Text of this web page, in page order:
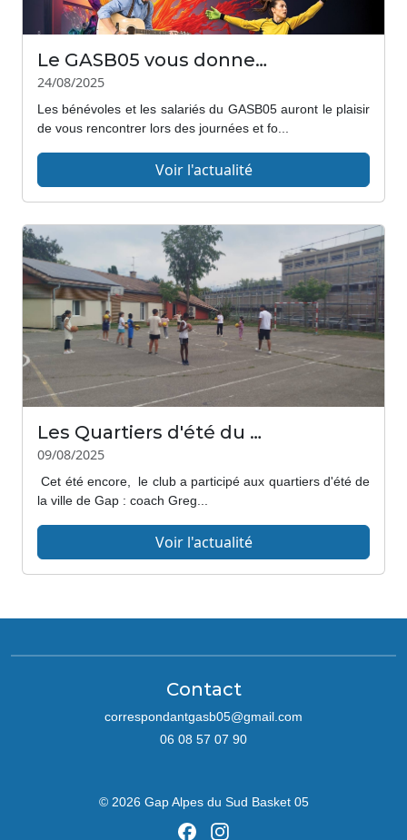
Le GASB05 vous donne RDV...aux forums des associations...
24/08/2025
Les bénévoles et les salariés du GASB05 auront le plaisir
de vous rencontrer lors des journées et fo...
Voir l'actualité
Les Quartiers d'été du GASB05
09/08/2025
Cet été encore, le club a participé aux quartiers d'été de
la ville de Gap : coach Greg...
Voir l'actualité
Contact
correspondantgasb05@gmail.com
06 08 57 07 90
© 2026 Gap Alpes du Sud Basket 05